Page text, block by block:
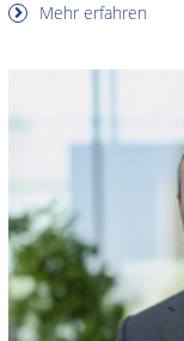
Mehr erfahren